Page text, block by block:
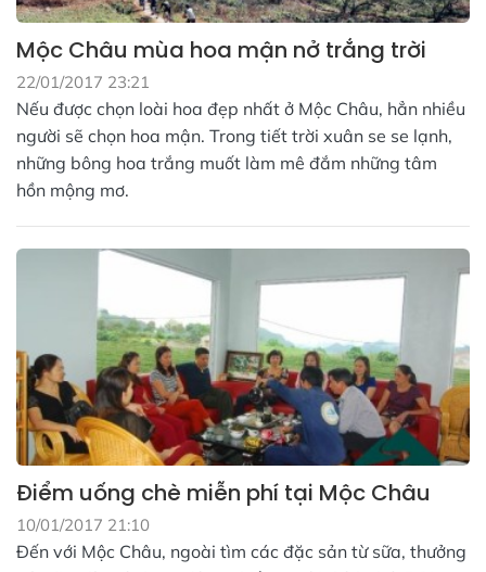
Mộc Châu mùa hoa mận nở trắng trời
22/01/2017 23:21
Nếu được chọn loài hoa đẹp nhất ở Mộc Châu, hẳn nhiều
người sẽ chọn hoa mận. Trong tiết trời xuân se se lạnh,
những bông hoa trắng muốt làm mê đắm những tâm
hồn mộng mơ.
Điểm uống chè miễn phí tại Mộc Châu
10/01/2017 21:10
Đến với Mộc Châu, ngoài tìm các đặc sản từ sữa, thưởng